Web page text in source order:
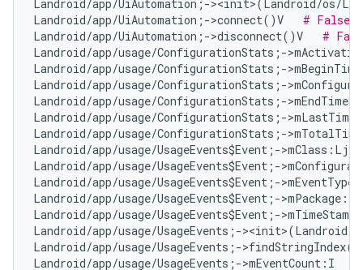
Landroid/app/UiAutomation;-><init>(Landroid/os/
Landroid/app/UiAutomation;->connect()V # False
Landroid/app/UiAutomation;->disconnect()V #
Landroid/app/usage/ConfigurationStats;-
Landroid/app/usage/ConfigurationStats;-
Landroid/app/usage/ConfigurationStats;-
Landroid/app/usage/ConfigurationStats;-
Landroid/app/usage/ConfigurationStats;-
Landroid/app/usage/ConfigurationStats;-
Landroid/app/usage/UsageEvents$Event;-
Landroid/app/usage/UsageEvents$Event;-
Landroid/app/usage/UsageEvents$Event;-
Landroid/app/usage/UsageEvents$Event;-
Landroid/app/usage/UsageEvents$Event;-
Landroid/app/usage/UsageEvents;-
Landroid/app/usage/UsageEvents;-
Landroid/app/usage/UsageEvents;->mEventCount:I